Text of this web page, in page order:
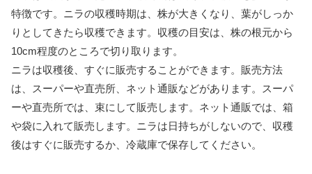
特徴です。ニラの収穫時期は、株が大きくなり、葉がしっか
りとしてきたら収穫できます。収穫の目安は、株の根元から
10cm程度のところで切り取ります。
ニラは収穫後、すぐに販売することができます。販売方法
は、スーパーや直売所、ネット通販などがあります。スーパ
ーや直売所では、束にして販売します。ネット通販では、箱
や袋に入れて販売します。ニラは日持ちがしないので、収穫
後はすぐに販売するか、冷蔵庫で保存してください。